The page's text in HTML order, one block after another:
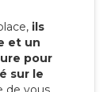
ils
et un
pour
sur le